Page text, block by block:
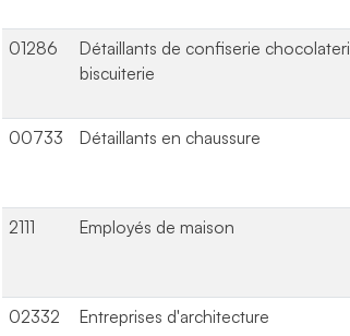
01286
Détaillants de confiserie
biscuiterie
00733
Détaillants en chaussure
2111
Employés de maison
02332
Entreprises d'architecture